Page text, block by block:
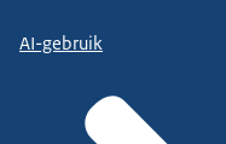
AI-gebruik